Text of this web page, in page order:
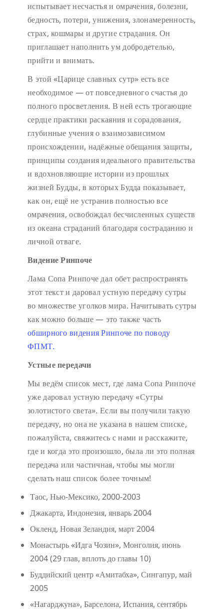
испытывает несчастья и омрачения, болезни,
бедность, потери, унижения, злонамеренность,
страх, кошмары и другие страдания. Он
приглашает наполнить ум добродетелью,
прийти и внимать.
В этой «Царице славных сутр» есть все
необходимое — от повседневного счастья до
полного просветления. В ней есть трогающие
сердце практики раскаяния и сорадования,
глубинные учения о взаимозависимом
происхождении, надёжные обещания защиты,
принципы создания идеального правительства
и вдохновляющие истории из прошлых
жизней Будды, в которых Будда показывает,
как он, ещё не устранив полностью все
омрачения, освобождал бесчисленных существ
из океана страданий благодаря состраданию и
личной отваге.
Видение Ринпоче
Лама Сопа Ринпоче дал обет распространять
этот текст и даровал устную передачу сутры
во множестве уголков мира. Начитывать сутры
как можно больше — это также часть
обширного видения Ринпоче по поводу
ФПМТ.
Устные передачи
Мы ведём список мест, где лама Сопа Ринпоче
уже даровал устную передачу «Сутры
золотистого света». Если вы получили такую
передачу, но она не указана в нашем списке,
пожалуйста, свяжитесь с нами и расскажите,
где и когда это произошло, была ли это полная
передача или частичная, чтобы мы могли
сделать наш список более точным!
Таос, Нью-Мексико, 2000-2003
Джакарта, Индонезия, январь 2004
Окленд, Новая Зеландия, март 2004
Монастырь «Идга Чозин», Монголия, июнь
2004 (29 глав, вплоть до главы 10)
Буддийский центр «Амитабха», Сингапур, май
2005
«Нагарджуна», Барселона, Испания, сентябрь